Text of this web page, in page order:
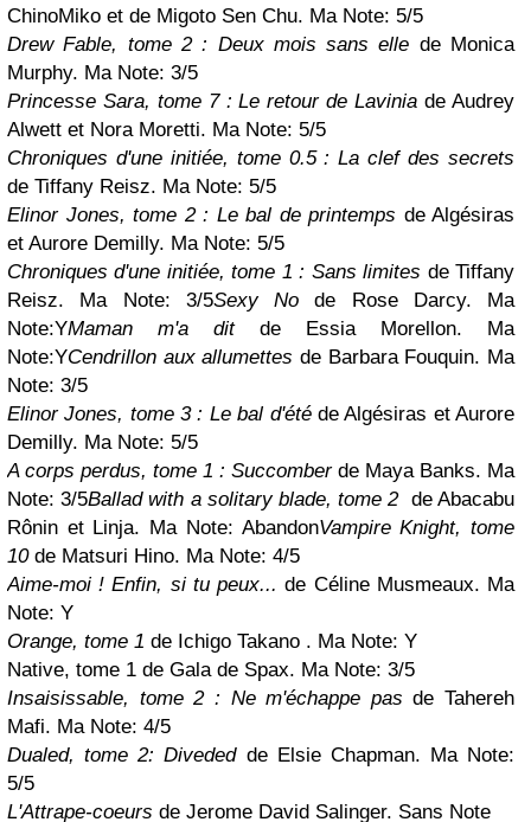
ChinoMiko et de Migoto Sen Chu. Ma Note: 5/5
Drew Fable, tome 2 : Deux mois sans elle de Monica
Murphy. Ma Note: 3/5
Princesse Sara, tome 7 : Le retour de Laviniade Audrey
Alwett et Nora Moretti. Ma Note: 5/5
Chroniques d'une initiée, tome 0.5 : La clef des secrets
de Tiffany Reisz. Ma Note: 5/5
Elinor Jones, tome 2 : Le bal de printemps de Algésiras
et Aurore Demilly. Ma Note: 5/5
Chroniques d'une initiée, tome 1 : Sans limites de Tiffany
Reisz. Ma Note: 3/5Sexy No de Rose Darcy. Ma
Note:YMaman m'a ditde Essia Morellon. Ma
Note:YCendrillon aux allumettes de Barbara Fouquin. Ma
Note: 3/5
Elinor Jones, tome 3 : Le bal d'été de Algésiras et Aurore
Demilly. Ma Note: 5/5
A corps perdus, tome 1 : Succomber de Maya Banks. Ma
Note: 3/5Ballad with a solitary blade, tome 2de Abacabu
Rônin et Linja. Ma Note: AbandonVampire Knight, tome
10 de Matsuri Hino. Ma Note: 4/5
Aime-moi ! Enfin, si tu peux... de Céline Musmeaux. Ma
Note: Y
Orange, tome 1 de Ichigo Takano . Ma Note: Y
Native, tome 1 de Gala de Spax. Ma Note: 3/5
Insaisissable, tome 2 : Ne m'échappe pasde Tahereh
Mafi. Ma Note: 4/5
Dualed, tome 2: Divededde Elsie Chapman. Ma Note:
5/5
L'Attrape-coeurs de Jerome David Salinger. Sans Note